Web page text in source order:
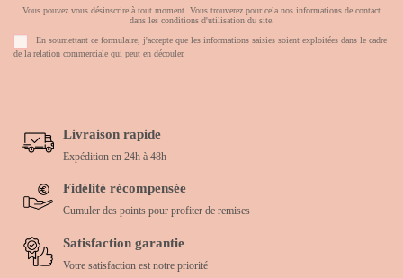
Vous pouvez vous désinscrire à tout moment. Vous trouverez pour cela nos informations de contact
dans les conditions d'utilisation du site.
En soumettant ce formulaire, j'accepte que les informations saisies soient exploitées dans le cadre
de la relation commerciale qui peut en découler.
Livraison rapide
Expédition en 24h à 48h
Fidélité récompensée
Cumuler des points pour profiter de remises
Satisfaction garantie
Votre satisfaction est notre priorité